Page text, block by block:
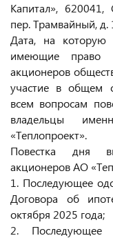
Капитал», 620041,
пер. Трамвайный, д.
Дата, на которую
имеющие право
акционеров
участие в общем
всем вопросам
владельцы
«Теплопроект».
Повестка дня
акционеров АО
1. Последующее
Договора об
октября 2025 года;
2. Последующее